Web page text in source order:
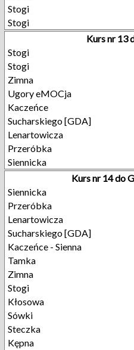
Stogi
Stogi
Kurs nr 13
Stogi
Stogi
Zimna
Ugory eMOCja
Kaczeńce
Sucharskiego [GDA]
Lenartowicza
Przeróbka
Siennicka
Kurs nr 14 do
Siennicka
Przeróbka
Lenartowicza
Sucharskiego [GDA]
Kaczeńce - Sienna
Tamka
Zimna
Stogi
Kłosowa
Sówki
Steczka
Kępna